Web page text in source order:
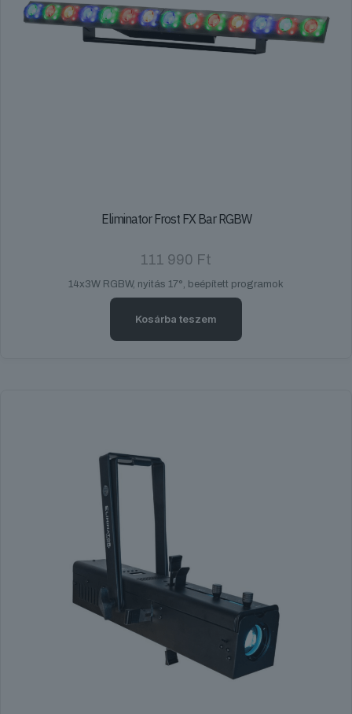
Eliminator Frost FX Bar RGBW
111 990 Ft
14x3W RGBW, nyitás 17°, beépített programok
Kosárba teszem